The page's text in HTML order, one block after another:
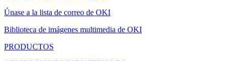
Únase a la lista de correo de OKI
Biblioteca de imágenes multimedia de OKI
PRODUCTOS